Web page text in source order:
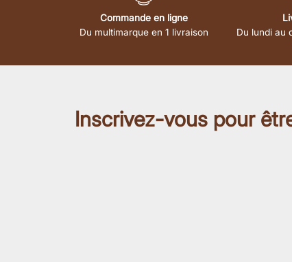
Commande en ligne
Du multimarque en 1 livraison
Du lundi au
Inscrivez-vous pour